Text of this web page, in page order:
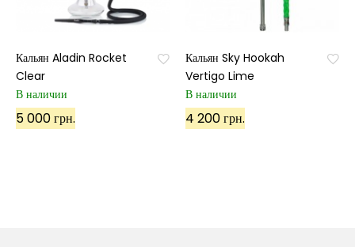
Кальян Aladin Rocket
Clear
В наличии
5 000 грн.
Кальян Sky Hookah
Vertigo Lime
В наличии
4 200 грн.